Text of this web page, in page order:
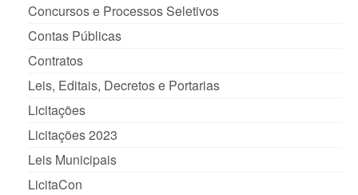
Concursos e Processos Seletivos
Contas Públicas
Contratos
Leis, Editais, Decretos e Portarias
Licitações
Licitações 2023
Leis Municipais
LicitaCon